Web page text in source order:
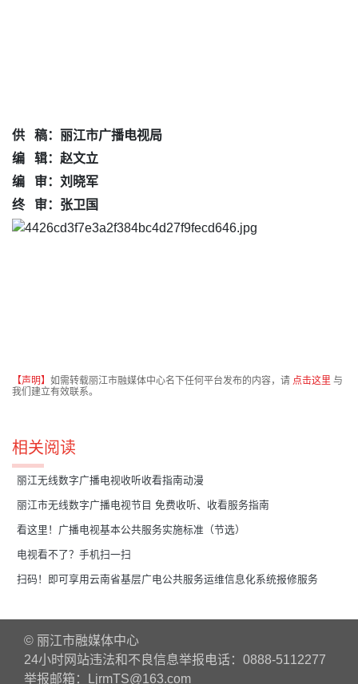
供 稿：丽江市广播电视局
编 辑：赵文立
编 审：刘晓军
终 审：张卫国
【声明】 如需转载丽江市融媒体中心名下任何平台发布的内容，请 点击这里 与
我们建立有效联系。
相关阅读
丽江无线数字广播电视收听收看指南动漫
丽江市无线数字广播电视节目 免费收听、收看服务指南
看这里！广播电视基本公共服务实施标准（节选）
电视看不了？手机扫一扫
扫码！即可享用云南省基层广电公共服务运维信息化系统报修服务
© 丽江市融媒体中心
24小时网站违法和不良信息举报电话：0888-5112277
举报邮箱：LjrmTS@163.com